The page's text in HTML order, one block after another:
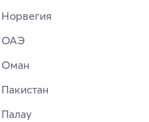
Норвегия
ОАЭ
Оман
Пакистан
Палау